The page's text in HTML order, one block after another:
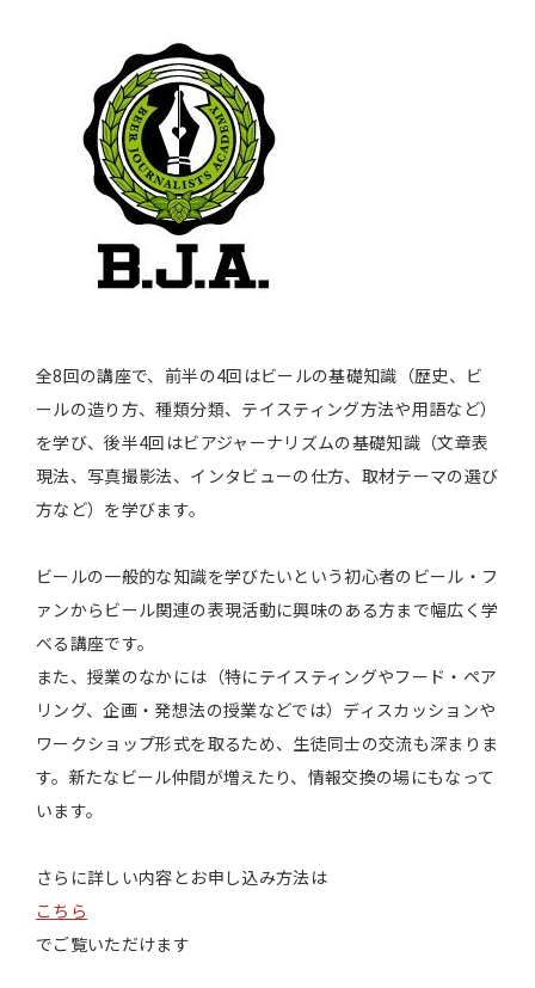
全8回の講座で、前半の4回はビールの基礎知識（歴史、ビ
ールの造り方、種類分類、テイスティング方法や用語など）
を学び、後半4回はビアジャーナリズムの基礎知識（文章表
現法、写真撮影法、インタビューの仕方、取材テーマの選び
方など）を学びます。
ビールの一般的な知識を学びたいという初心者のビール・フ
ァンからビール関連の表現活動に興味のある方まで幅広く学
べる講座です。
また、授業のなかには（特にテイスティングやフード・ペア
リング、企画・発想法の授業などでは）ディスカッションや
ワークショップ形式を取るため、生徒同士の交流も深まりま
す。新たなビール仲間が増えたり、情報交換の場にもなって
います。
さらに詳しい内容とお申し込み方法は
こちら
でご覧いただけます